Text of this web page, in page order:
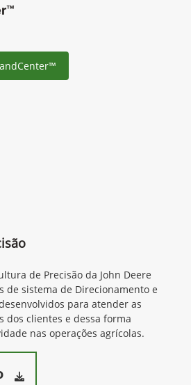
de Precisão da John Deere
de sistema de Direcionamento e
para atender as
dos clientes e dessa forma
nas operações agrícolas.